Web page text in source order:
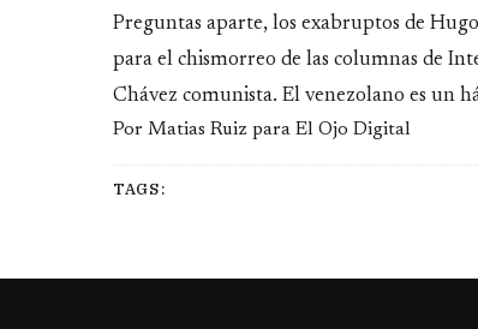
Preguntas aparte, los exabruptos de
para el chismorreo de las columnas de
Chávez comunista. El venezolano es un
Por Matias Ruiz para El Ojo Digital
TAGS: